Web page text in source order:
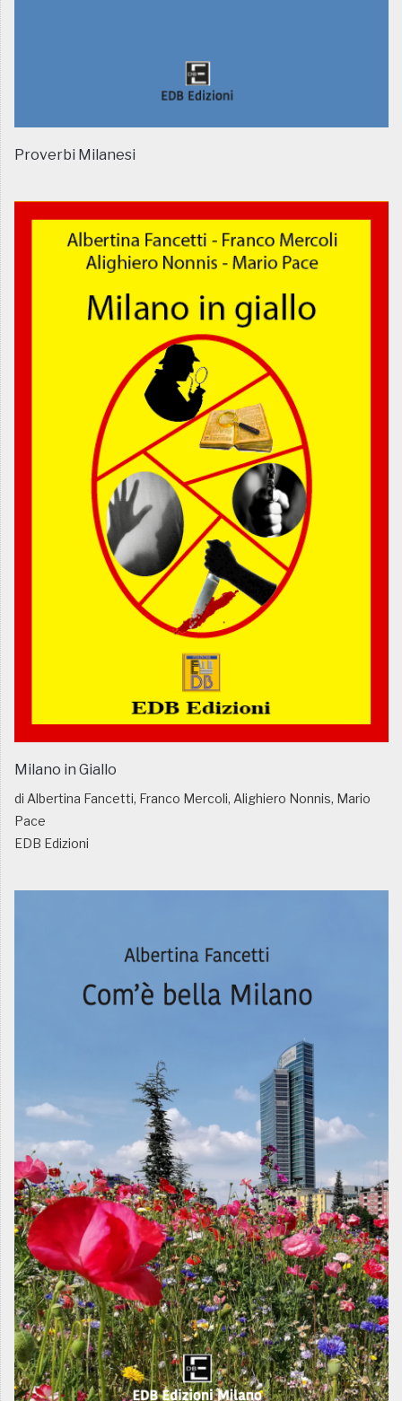
Proverbi Milanesi
Milano in Giallo
di Albertina Fancetti, Franco Mercoli, Alighiero Nonnis, Mario
Pace
EDB Edizioni